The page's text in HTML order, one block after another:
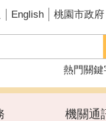
English 桃園市政府
熱門關鍵
機關通